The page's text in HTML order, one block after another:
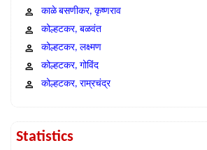
काळे बसणीकर, कृष्णराव
कोल्हटकर, बळवंत
कोल्हटकर, लक्ष्मण
कोल्हटकर, गोविंद
कोल्हटकर, राम्रचंद्र
Statistics